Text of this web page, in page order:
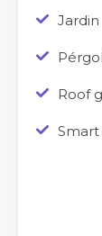
Jardin
Roof